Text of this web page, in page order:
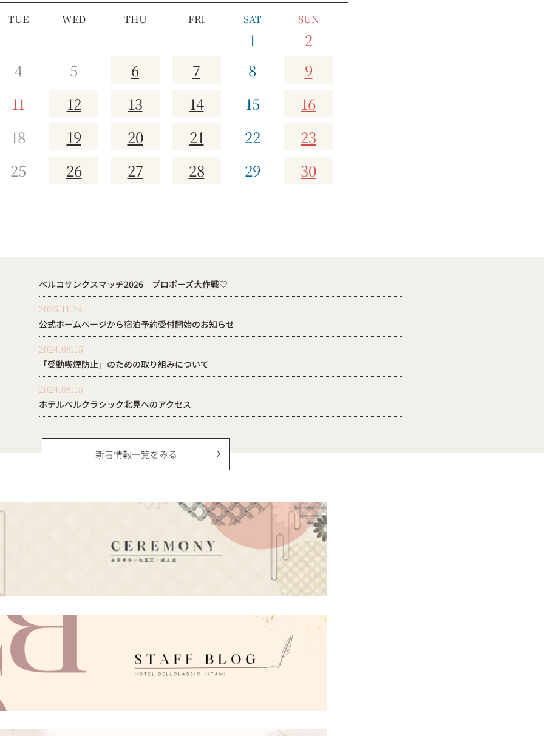
TUE WED THU FRI SAT SUN
1
2
4
5 6 7 8
9
11
12 13 14 15
16
18
19 20 21 22
23
25
26 27 28 29 30
ベルコサンクスマッチ2026 プロポーズ大作戦♡
2025.11.24
公式ホームページから宿泊予約受付開始のお知らせ
2024.08.15
「受動喫煙防止」のための取り組みについて
2024.08.15
ホテルベルクラシック北見へのアクセス
新着情報一覧をみる